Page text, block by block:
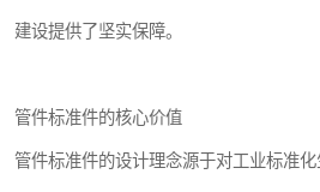
建设提供了坚实保障。
管件标准件的核心价值
管件标准件的设计理念源于对工业标准化